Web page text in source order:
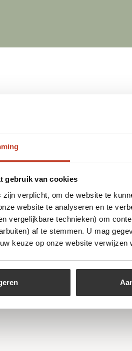
gebruik van cookies
zijn verplicht, om de website te
website te analyseren en te
vergelijkbare technieken) om
af te stemmen. U mag
keuze op onze website verwijzen